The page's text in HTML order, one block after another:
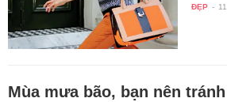
ĐẸP -
Mùa mưa bão, bạn nên